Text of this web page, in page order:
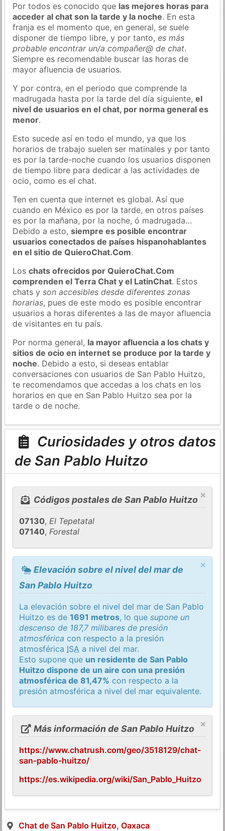
Por todos es conocido que las mejores horas para
acceder al chat son la tarde y la noche. En esta
franja es el momento que, en general, se suele
disponer de tiempo libre, y por tanto,es más
probable encontrar un/a compañer@ de chat.
Siempre es recomendable buscar las horas de
mayor afluencia de usuarios.
Y por contra, en el periodo que comprende la
madrugada hasta por la tarde del día siguiente,el
nivel de usuarios en el chat, por norma general es
menor.
Esto sucede así en todo el mundo, ya que los
horarios de trabajo suelen ser matinales y por tanto
es por la tarde-noche cuando los usuarios disponen
de tiempo libre para dedicar a las actividades de
ocio, como es el chat.
Ten en cuenta que internet es global. Así que
cuando en México es por la tarde, en otros países
es por la mañana, por la noche, ó madrugada…
Debido a esto,siempre es posible encontrar
usuarios conectados de países hispanohablantes
en el sitio de QuieroChat.Com.
Loschats ofrecidos por QuieroChat.Com
comprenden el Terra Chat y el LatinChat. Estos
chats yson accesibles desde diferentes zonas
horarias, pues de este modo es posible encontrar
usuarios a horas diferentes a las de mayor afluencia
de visitantes en tu país.
Por norma general, la mayor afluencia a los chats y
sitios de ocio en internet se produce por la tarde y
noche. Debido a esto, si deseas entablar
conversaciones con usuarios de San Pablo Huitzo,
te recomendamos que accedas a los chats en los
horarios en que en San Pablo Huitzo sea por la
tarde o de noche.
Curiosidades y otros datos
de San Pablo Huitzo
×
Códigos postales de San Pablo Huitzo
07130,El Tepetatal
07140,Forestal
×
Elevación sobre el nivel del mar de
San Pablo Huitzo
La elevación sobre el nivel del mar de San Pablo
Huitzo es de1691 metros, lo quesupone un
descenso de 187,7 milibares de presión
atmosférica con respecto a la presión
atmosférica ISA a nivel del mar.
Esto supone que un residente de San Pablo
Huitzo dispone de un aire con una presión
atmosférica de 81,47% con respecto a la
presión atmosférica a nivel del mar equivalente.
×
Más información de San Pablo Huitzo
https://www.chatrush.com/geo/3518129/chat-
san-pablo-huitzo/
https://es.wikipedia.org/wiki/San_Pablo_Huitzo
Chat de San Pablo Huitzo, Oaxaca